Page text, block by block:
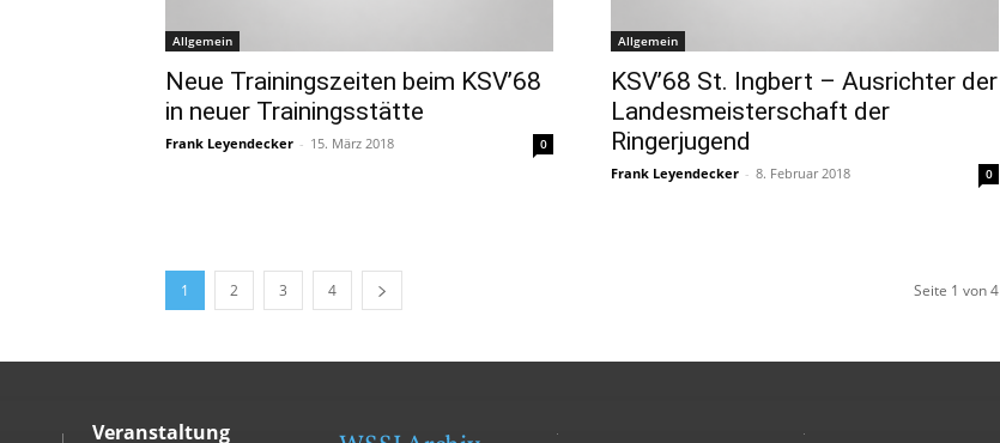
Allgemein
Neue Trainingszeiten beim KSV’68
in neuer Trainingsstätte
Frank Leyendecker - 15. März 2018 0
Allgemein
KSV’68 St. Ingbert – Ausrichter der
Landesmeisterschaft der
Ringerjugend
Frank Leyendecker - 8. Februar 2018 0
1 2 3 4 Seite 1 von 4
Veranstaltung